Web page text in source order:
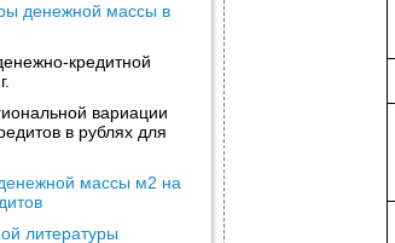
денежной массы в
кредитной
вариации
в рублях для
массы м2 на
литературы